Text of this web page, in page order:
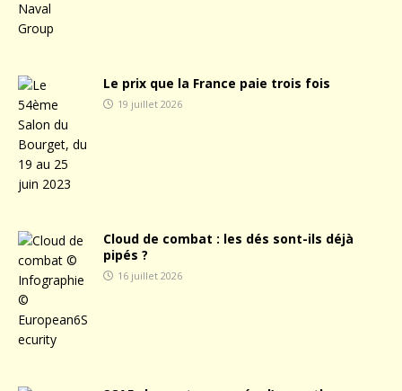
Le prix que la France paie trois fois
19 juillet 2026
Cloud de combat : les dés sont-ils déjà
pipés ?
16 juillet 2026